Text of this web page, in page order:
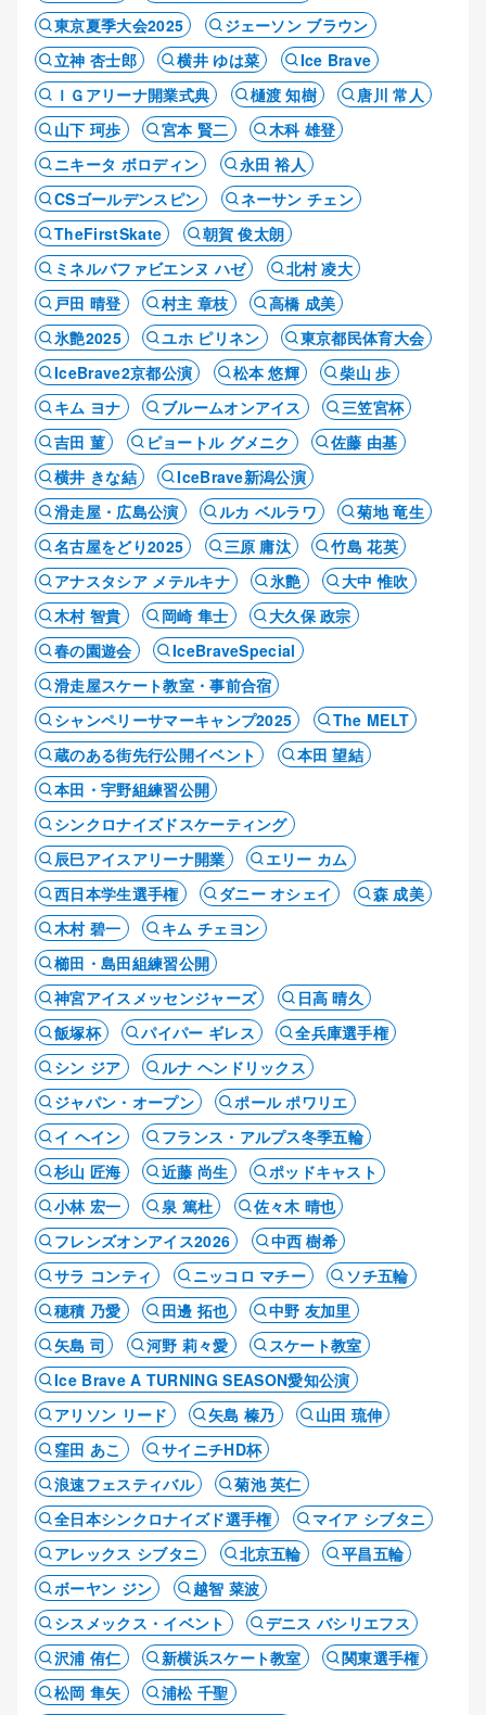
東京夏季大会2025
ジェーソン ブラウン
立神 杏士郎
横井 ゆは菜
Ice Brave
ＩＧアリーナ開業式典
樋渡 知樹
唐川 常人
山下 珂歩
宮本 賢二
木科 雄登
ニキータ ボロディン
永田 裕人
CSゴールデンスピン
ネーサン チェン
TheFirstSkate
朝賀 俊太朗
ミネルバファビエンヌ ハゼ
北村 凌大
戸田 晴登
村主 章枝
高橋 成美
氷艶2025
ユホ ピリネン
東京都民体育大会
IceBrave2京都公演
松本 悠輝
柴山 歩
キム ヨナ
ブルームオンアイス
三笠宮杯
吉田 菫
ピョートル グメニク
佐藤 由基
横井 きな結
IceBrave新潟公演
滑走屋・広島公演
ルカ ベルラワ
菊地 竜生
名古屋をどり2025
三原 庸汰
竹島 花英
アナスタシア メテルキナ
氷艶
大中 惟吹
木村 智貴
岡崎 隼士
大久保 政宗
春の園遊会
IceBraveSpecial
滑走屋スケート教室・事前合宿
シャンペリーサマーキャンプ2025
The MELT
蔵のある街先行公開イベント
本田 望結
本田・宇野組練習公開
シンクロナイズドスケーティング
辰巳アイスアリーナ開業
エリー カム
西日本学生選手権
ダニー オシェイ
森 成美
木村 碧一
キム チェヨン
櫛田・島田組練習公開
神宮アイスメッセンジャーズ
日高 晴久
飯塚杯
パイパー ギレス
全兵庫選手権
シン ジア
ルナ ヘンドリックス
ジャパン・オープン
ポール ポワリエ
イ ヘイン
フランス・アルプス冬季五輪
杉山 匠海
近藤 尚生
ポッドキャスト
小林 宏一
泉 篤杜
佐々木 晴也
フレンズオンアイス2026
中西 樹希
サラ コンティ
ニッコロ マチー
ソチ五輪
穂積 乃愛
田邊 拓也
中野 友加里
矢島 司
河野 莉々愛
スケート教室
Ice Brave A TURNING SEASON愛知公演
アリソン リード
矢島 榛乃
山田 琉伸
窪田 あこ
サイニチHD杯
浪速フェスティバル
菊池 英仁
全日本シンクロナイズド選手権
マイア シブタニ
アレックス シブタニ
北京五輪
平昌五輪
ボーヤン ジン
越智 菜波
シスメックス・イベント
デニス バシリエフス
沢浦 侑仁
新横浜スケート教室
関東選手権
松岡 隼矢
浦松 千聖